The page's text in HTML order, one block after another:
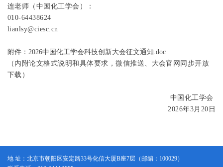
连老师（中国化工学会）：
010-64438624
lianlsy@ciesc.cn
附件：2026中国化工学会科技创新大会征文通知.doc
（内附论文格式说明和具体要求，微信推送、大会官网同步开放
下载）
中国化工学会
2026年3月 20 日
地 址：北京市朝阳区安定路33号化信大厦B座7层（邮编：100029）